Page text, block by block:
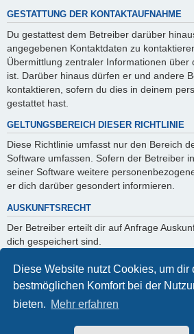
Diese Website nutzt Cookies, um dir
bestmöglichen Komfort bei der
bieten. Mehr erfahren
GESTATTUNG DER KONTAKTAUFNAHME
Du gestattest dem Betreiber darüber
angegebenen Kontaktdaten zu
Übermittlung zentraler Informationen über
ist. Darüber hinaus dürfen er und andere
kontaktieren, sofern du dies in deinem
gestattet hast.
GELTUNGSBEREICH DIESER RICHTLINIE
Diese Richtlinie umfasst nur den Bereich
Software umfassen. Sofern der Betreiber
seiner Software weitere
er dich darüber gesondert informieren.
AUSKUNFTSRECHT
Der Betreiber erteilt dir auf Anfrage
dich gespeichert sind.
Du kannst jederzeit die Löschung bzw.
verlangen. Kontaktiere hierzu bitte den